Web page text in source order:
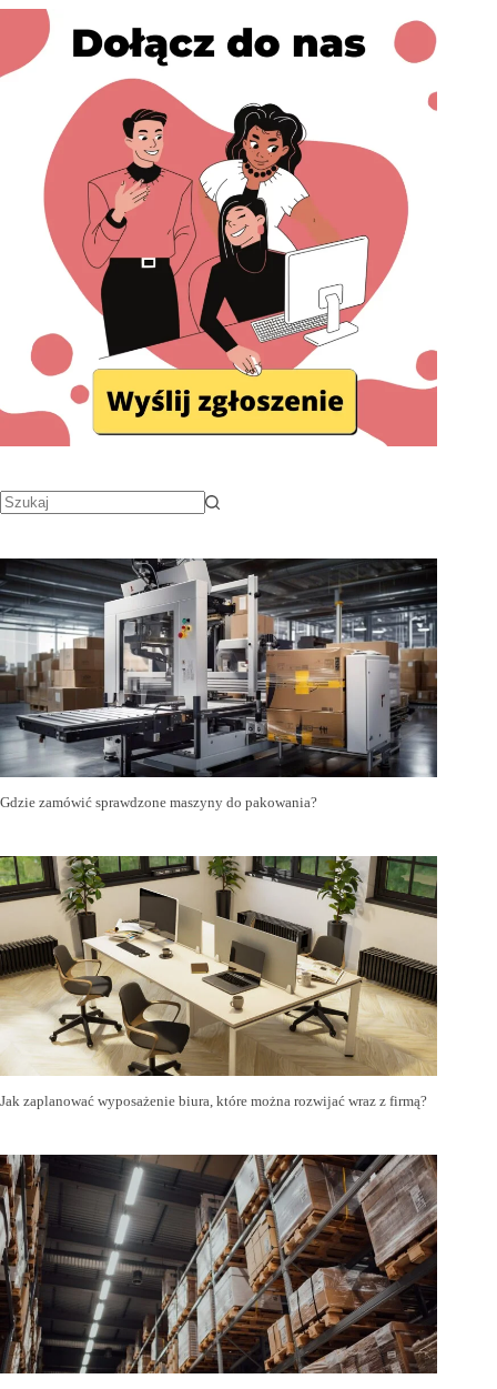
Gdzie zamówić sprawdzone maszyny do pakowania?
Jak zaplanować wyposażenie biura, które można rozwijać wraz z firmą?